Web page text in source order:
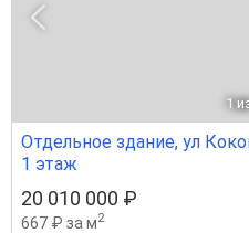
1
Отдельное здание, ул
1 этаж
20 010 000 ₽
667 ₽ за м2